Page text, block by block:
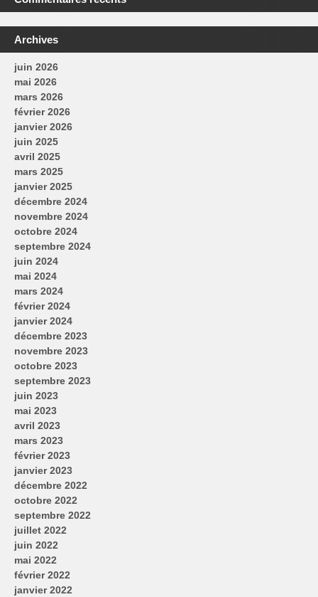
Archives
juin 2026
mai 2026
mars 2026
février 2026
janvier 2026
juin 2025
avril 2025
mars 2025
janvier 2025
décembre 2024
novembre 2024
octobre 2024
septembre 2024
juin 2024
mai 2024
mars 2024
février 2024
janvier 2024
décembre 2023
novembre 2023
octobre 2023
septembre 2023
juin 2023
mai 2023
avril 2023
mars 2023
février 2023
janvier 2023
décembre 2022
octobre 2022
septembre 2022
juillet 2022
juin 2022
mai 2022
février 2022
janvier 2022